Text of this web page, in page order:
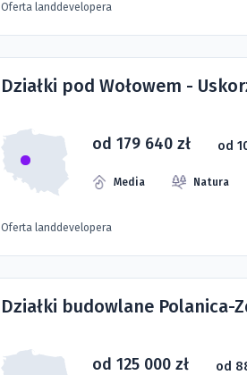
Oferta landdevelopera
Działki pod Wołowem -
od 179 640 zł od
Media Natura
Oferta landdevelopera
Działki budowlane Polanica-
od 125 000 zł od